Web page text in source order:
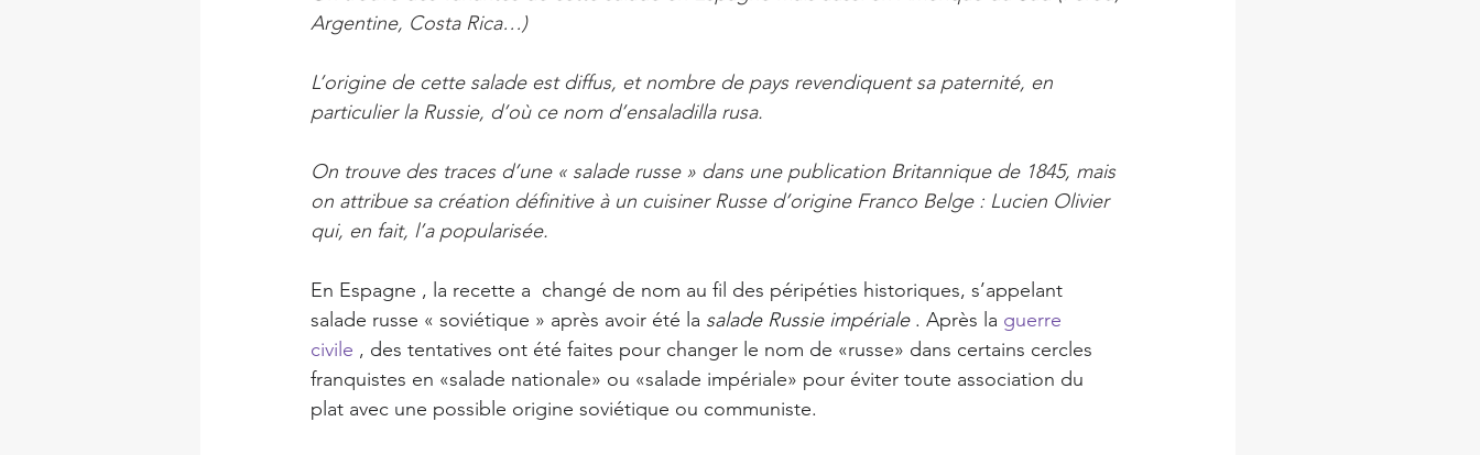
Argentine, Costa Rica…)
L’origine de cette salade est diffus, et nombre de pays revendiquent sa paternité, en
particulier la Russie, d’où ce nom d’ensaladilla rusa.
On trouve des traces d’une « salade russe » dans une publication Britannique de 1845, mais
on attribue sa création définitive à un cuisiner Russe d’origine Franco Belge : Lucien Olivier
qui, en fait, l’a popularisée.
En Espagne , la recette a  changé de nom au fil des péripéties historiques, s’appelant
salade russe « soviétique » après avoir été la salade Russie impériale . Après la guerre
civile , des tentatives ont été faites pour changer le nom de «russe» dans certains cercles
franquistes en «salade nationale» ou «salade impériale» pour éviter toute association du
plat avec une possible origine soviétique ou communiste.